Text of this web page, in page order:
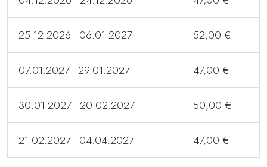
25.12.2026 - 06.01.2027 52,00 €
07.01.2027 - 29.01.2027 47,00 €
30.01.2027 - 20.02.2027 50,00 €
21.02.2027 - 04.04.2027 47,00 €